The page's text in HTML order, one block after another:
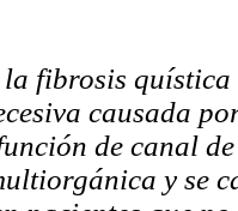
la fibrosis quística
causada
de canal
y se